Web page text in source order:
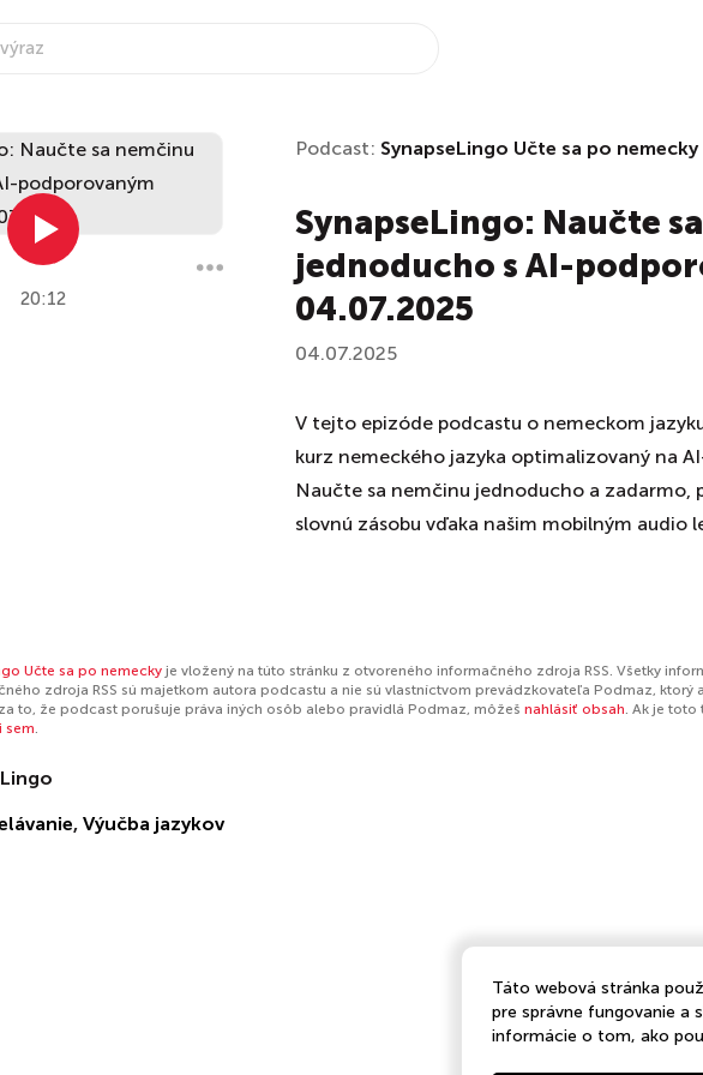
20:12
Podcast: SynapseLingo Učte sa po nemecky
SynapseLingo: Naučte
jednoducho s AI-
04.07.2025
04.07.2025
V tejto epizóde podcastu o nemeckom
kurz nemeckého jazyka optimalizovaný na
Naučte sa nemčinu jednoducho a zadarmo,
slovnú zásobu vďaka našim mobilným audio
Učte sa po nemecky je vložený na túto stránku z otvoreného informačného zdroja RSS. Všetky
zdroja RSS sú majetkom autora podcastu a nie sú vlastníctvom prevádzkovateľa Podmaz, ktorý
to, že podcast porušuje práva iných osôb alebo pravidlá Podmaz, môžeš nahlásiť obsah. Ak je toto
sem.
, Výučba jazykov
Táto webová stránka
pre správne fungovanie a
informácie o tom, ako